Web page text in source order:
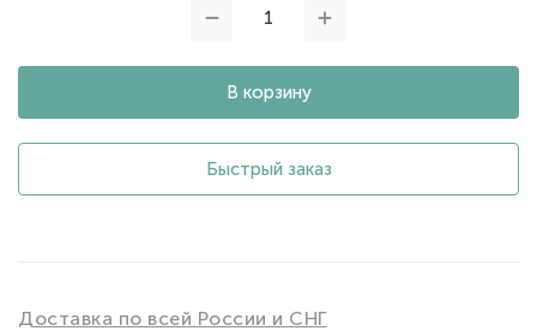
В корзину
Быстрый заказ
Доставка по всей России и СНГ